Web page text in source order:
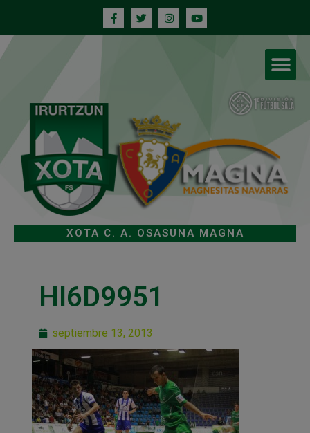
XOTA C. A. OSASUNA MAGNA
HI6D9951
septiembre 13, 2013